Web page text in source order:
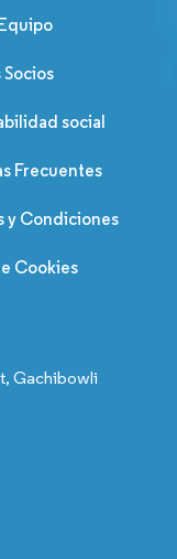
social
Frecuentes
y Condiciones
Cookies
Gachibowli